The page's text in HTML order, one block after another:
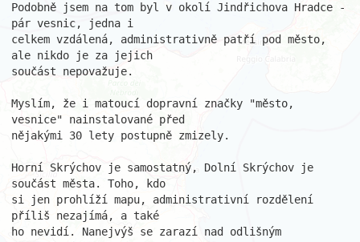
Podobně jsem na tom byl v okolí Jindřichova Hradce -
pár vesnic, jedna i
celkem vzdálená, administrativně patří pod město,
ale nikdo je za jejich
součást nepovažuje.
Myslím, že i matoucí dopravní značky "město,
vesnice" nainstalované před
nějakými 30 lety postupně zmizely.
Horní Skrýchov je samostatný, Dolní Skrýchov je
součást města. Toho, kdo
si jen prohlíží mapu, administrativní rozdělení
příliš nezajímá, a také
ho nevidí. Nanejvýš se zarazí nad odlišným